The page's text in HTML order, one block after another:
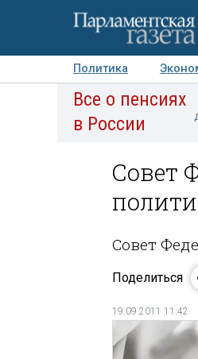
Политика
Авторы Персоны
Все о пенсиях
в России
Совет
Совет
Поделиться
19.09.2011 11:42